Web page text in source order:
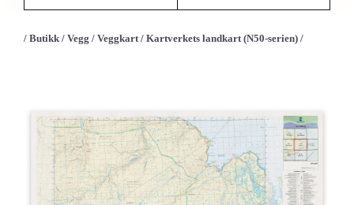
r/Butikk /Vegg /Veggkart /Kartverkets landkart (N50-serien) /